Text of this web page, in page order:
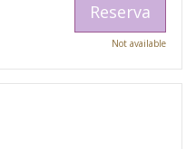
Reserva
Not available